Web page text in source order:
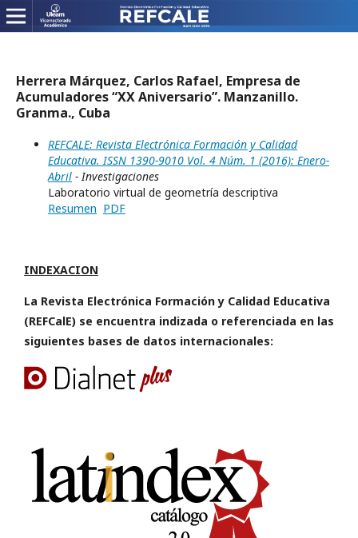
Herrera Márquez, Carlos Rafael, Empresa de
Acumuladores “XX Aniversario”. Manzanillo.
Granma., Cuba
REFCALE: Revista Electrónica Formación y Calidad
Educativa. ISSN 1390-9010 Vol. 4 Núm. 1 (2016): Enero-
Abril - Investigaciones
Laboratorio virtual de geometría descriptiva
Resumen PDF
INDEXACION
La Revista Electrónica Formación y Calidad Educativa
(REFCalE) se encuentra indizada o referenciada en las
siguientes bases de datos internacionales: